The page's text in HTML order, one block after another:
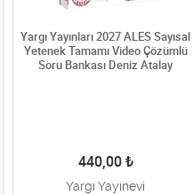
Yargı Yayınları 2027 ALES Sayısal
Yetenek Tamamı Video Çözümlü
Soru Bankası Deniz Atalay
440,00₺
Yargı Yayınevi